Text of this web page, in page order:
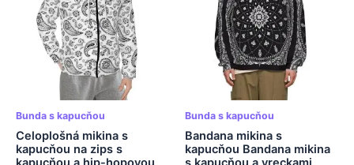
Bunda s kapucňou
Celoplošná mikina s
kapucňou na zips s
Bunda s kapucňou
Bandana mikina s
kapucňou Bandana mikina